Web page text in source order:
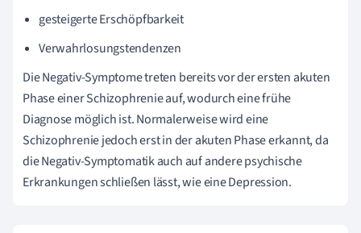
gesteigerte Erschöpfbarkeit
Verwahrlosungstendenzen
Die Negativ-Symptome treten bereits vor der ersten akuten
Phase einer Schizophrenie auf, wodurch eine frühe
Diagnose möglich ist. Normalerweise wird eine
Schizophrenie jedoch erst in der akuten Phase erkannt, da
die Negativ-Symptomatik auch auf andere psychische
Erkrankungen schließen lässt, wie eine Depression.